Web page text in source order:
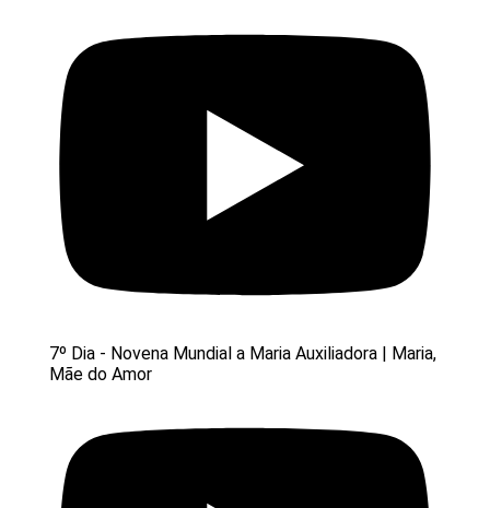
7º Dia - Novena Mundial a Maria Auxiliadora | Maria,
Mãe do Amor